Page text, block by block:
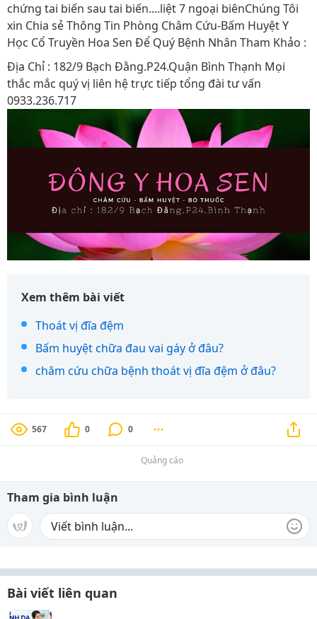
chứng tai biến sau tai biến....liệt 7 ngoại biênChúng Tôi
xin Chia sẻ Thông Tin Phòng Châm Cứu-Bấm Huyệt Y
Học Cổ Truyền Hoa Sen Để Quý Bệnh Nhân Tham Khảo :
Địa Chỉ : 182/9 Bạch Đằng.P24.Quận Bình Thạnh Mọi
thắc mắc quý vị liên hệ trực tiếp tổng đài tư vấn
0933.236.717
Xem thêm bài viết
Thoát vị đĩa đệm
Bấm huyệt chữa đau vai gáy ở đâu?
châm cứu chữa bệnh thoát vị đĩa đệm ở đâu?
567 0 0
Quảng cáo
Tham gia bình luận
Bài viết liên quan